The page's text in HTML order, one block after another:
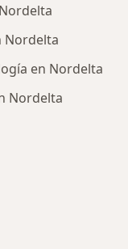
Nordelta
en Nordelta
Nordelta